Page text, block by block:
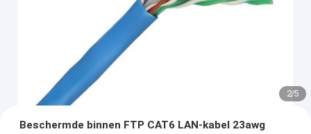
2/5
Beschermde binnen FTP CAT6 LAN-kabel 23awg